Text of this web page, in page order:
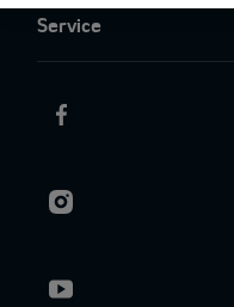
Service